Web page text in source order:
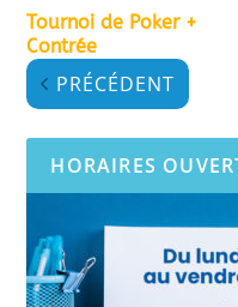
Tournoi de Poker +
Contrée
PRÉCÉDENT
HORAIRES